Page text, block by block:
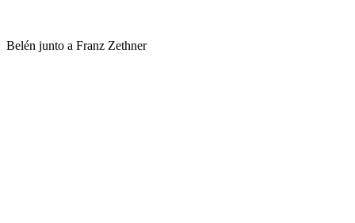
Belén junto a Franz Zethner